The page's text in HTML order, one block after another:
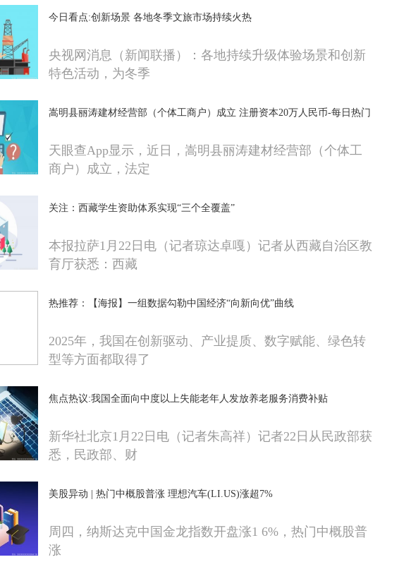
今日看点:创新场景 各地冬季文旅市场持续火热
央视网消息（新闻联播）：各地持续升级体验场景和创新
特色活动，为冬季
嵩明县丽涛建材经营部（个体工商户）成立 注册资本20万人民币-每日热门
天眼查App显示，近日，嵩明县丽涛建材经营部（个体工
商户）成立，法定
关注：西藏学生资助体系实现“三个全覆盖”
本报拉萨1月22日电（记者琼达卓嘎）记者从西藏自治区教
育厅获悉：西藏
热推荐：【海报】一组数据勾勒中国经济“向新向优”曲线
2025年，我国在创新驱动、产业提质、数字赋能、绿色转
型等方面都取得了
焦点热议:我国全面向中度以上失能老年人发放养老服务消费补贴
新华社北京1月22日电（记者朱高祥）记者22日从民政部获
悉，民政部、财
美股异动 | 热门中概股普涨 理想汽车(LI.US)涨超7%
周四，纳斯达克中国金龙指数开盘涨1 6%，热门中概股普
涨